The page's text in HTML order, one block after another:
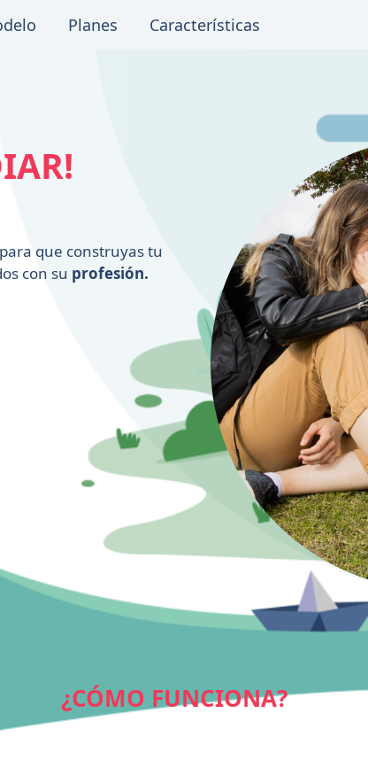
Planes Características
para que construyas tu
con su profesión.
¿CÓMO FUNCIONA?